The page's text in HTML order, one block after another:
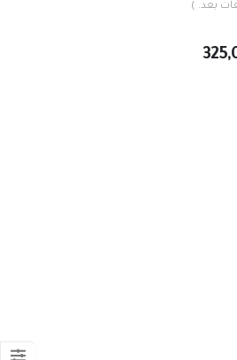
بعد. )
نطاق